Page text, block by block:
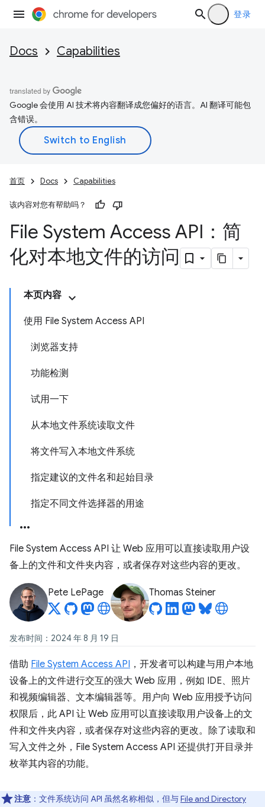
登录
Docs Capabilities
Google 会使用 AI 技术将内容翻译成您偏好的语言。AI 翻译可能包
含错误。
首页 Docs Capabilities
该内容对您有帮助吗？
File System Access API：简
化对本地文件的访问
本页内容
使用 File System Access API
浏览器支持
功能检测
试用一下
从本地文件系统读取文件
将文件写入本地文件系统
指定建议的文件名和起始目录
指定不同文件选择器的用途
File System Access API 让 Web 应用可以直接读取用户设
备上的文件和文件夹内容，或者保存对这些内容的更改。
Pete LePage Thomas Steiner
发布时间：2024 年 8 月 19 日
借助 File System Access API ，开发者可以构建与用户本地
设备上的文件进行交互的强大 Web 应用，例如 IDE、照片
和视频编辑器、文本编辑器等。用户向 Web 应用授予访问
权限后，此 API 让 Web 应用可以直接读取用户设备上的文
件和文件夹内容，或者保存对这些内容的更改。除了读取和
写入文件之外，File System Access API 还提供打开目录并
枚举其内容的功能。
注意 ：文件系统访问 API 虽然名称相似，但与File and Directory